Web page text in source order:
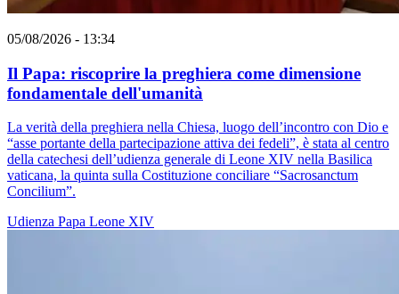
05/08/2026 - 13:34
Il Papa: riscoprire la preghiera come dimensione
fondamentale dell'umanità
La verità della preghiera nella Chiesa, luogo dell’incontro con Dio e
“asse portante della partecipazione attiva dei fedeli”, è stata al centro
della catechesi dell’udienza generale di Leone XIV nella Basilica
vaticana, la quinta sulla Costituzione conciliare “Sacrosanctum
Concilium”.
Udienza Papa Leone XIV